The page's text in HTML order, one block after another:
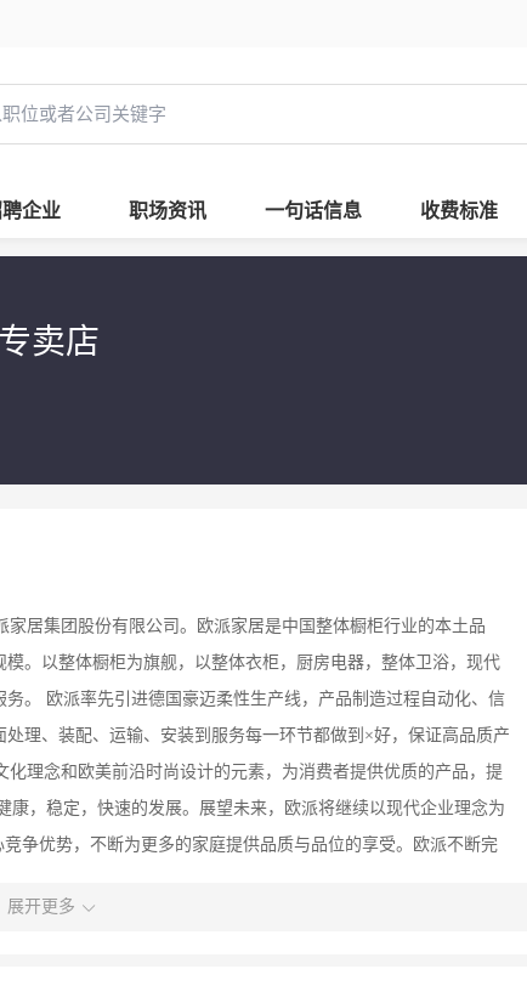
企业 职场资讯 一句话信息 收费标准
卖店
家居集团股份有限公司。欧派家居是中国整体橱柜行业的本土品
。以整体橱柜为旗舰，以整体衣柜，厨房电器，整体卫浴，现代
。 欧派率先引进德国豪迈柔性生产线，产品制造过程自动化、信
理、装配、运输、安装到服务每一环节都做到×好，保证高品质产
理念和欧美前沿时尚设计的元素，为消费者提供优质的产品，提
，稳定，快速的发展。展望未来，欧派将继续以现代企业理念为
争优势，不断为更多的家庭提供品质与品位的享受。欧派不断完
展开更多